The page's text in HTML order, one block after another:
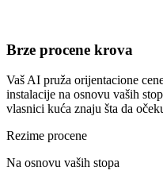
Brze procene krova
Vaš AI pruža orijentacione
instalacije na osnovu vaših
vlasnici kuća znaju šta da
Rezime procene
Na osnovu vaših stopa